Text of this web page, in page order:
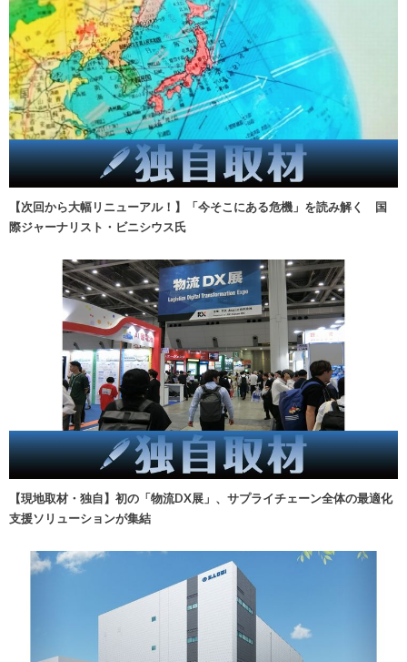
【次回から大幅リニューアル！】「今そこにある危機」を読み解く 国
際ジャーナリスト・ビニシウス氏
【現地取材・独自】初の「物流DX展」、サプライチェーン全体の最適化
支援ソリューションが集結